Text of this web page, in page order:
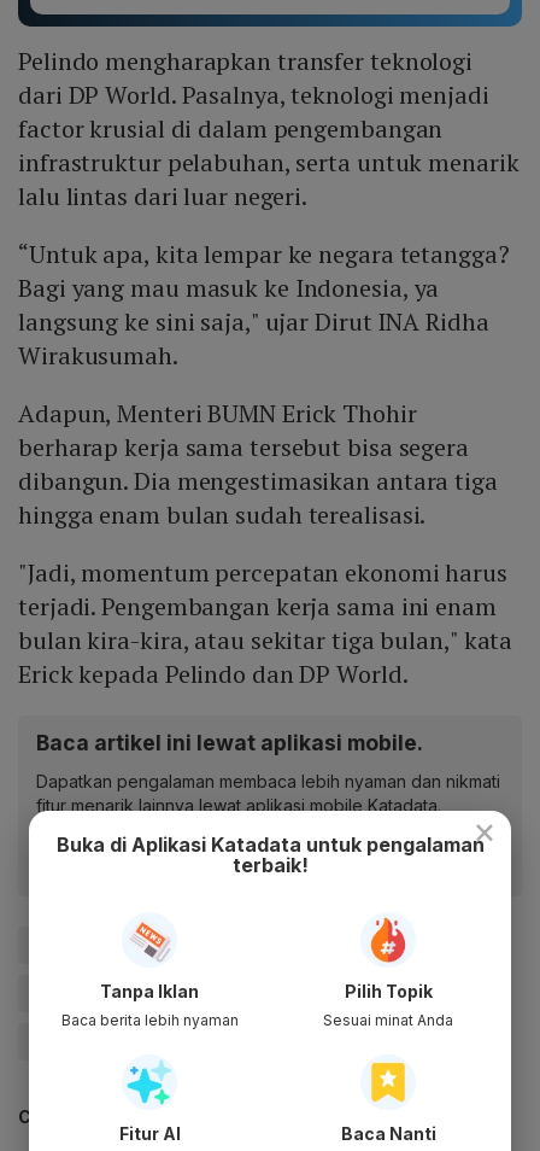
Pelindo mengharapkan transfer teknologi
dari DP World. Pasalnya, teknologi menjadi
factor krusial di dalam pengembangan
infrastruktur pelabuhan, serta untuk menarik
lalu lintas dari luar negeri.
“Untuk apa, kita lempar ke negara tetangga?
Bagi yang mau masuk ke Indonesia, ya
langsung ke sini saja," ujar Dirut INA Ridha
Wirakusumah.
Adapun, Menteri BUMN Erick Thohir
berharap kerja sama tersebut bisa segera
dibangun. Dia mengestimasikan antara tiga
hingga enam bulan sudah terealisasi.
"Jadi, momentum percepatan ekonomi harus
terjadi. Pengembangan kerja sama ini enam
bulan kira-kira, atau sekitar tiga bulan," kata
Erick kepada Pelindo dan DP World.
Baca artikel ini lewat aplikasi mobile.
Dapatkan pengalaman membaca lebih nyaman dan nikmati
fitur menarik lainnya lewat aplikasi mobile Katadata.
#Pelindo
#Pelabuhan Belawan #Menteri BUMN
CEK JUGA DATA INI
×
Buka di Aplikasi Katadata untuk pengalaman
terbaik!
Tanpa Iklan
Baca berita lebih nyaman
Pilih Topik
Sesuai minat Anda
Fitur AI Baca Nanti